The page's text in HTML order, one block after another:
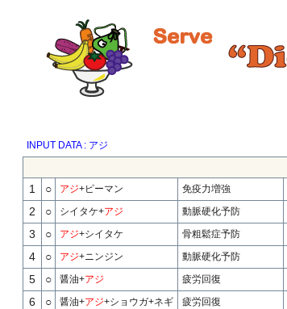
INPUT DATA : アジ
1 ○ アジ+ピーマン 免疫力増強
2 ○ シイタケ+アジ 動脈硬化予防
3 ○ アジ+シイタケ 骨粗鬆症予防
4 ○ アジ+ニンジン 動脈硬化予防
5 ○ 醤油+アジ 疲労回復
6 ○ 醤油+アジ+ショウガ+ネギ 疲労回復